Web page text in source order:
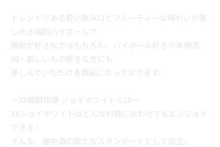
トレンドである軽い飲み口とフルーティーな味わいが楽
しめる焼酎ハイボールで
焼酎が好きな方はもちろん、ハイボール好きや本物志
向・新しいもの好きな方にも
楽しんでいただける商品になっております。
～XX晴耕雨讀 ジョイホワイトとは～
XXジョイホワイトはどんな料理に合わせてもエンジョイ
できる！
そんな、食中酒の新たなスタンダートとして誕生。